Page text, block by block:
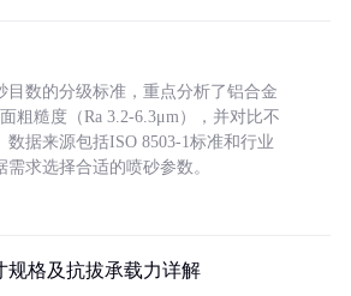
目数的分级标准，重点分析了铝合金
粗糙度（Ra 3.2-6.3μm），并对比不
数据来源包括ISO 8503-1标准和行业
求选择合适的喷砂参数。
规格及抗拔承载力详解